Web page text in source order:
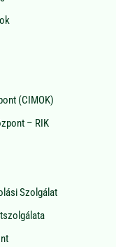
(CIMOK)
– RIK
Szolgálat